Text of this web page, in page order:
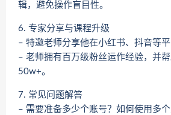
辑，避免操作盲目性。
6. 专家分享与课程升级
– 特邀老师分享他在小红书、抖音等平
– 老师拥有百万级粉丝运作经验，并
50w+。
7. 常见问题解答
– 需要准备多少个账号？如何使用多个